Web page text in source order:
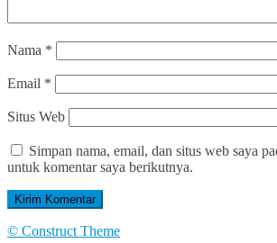
Nama *
Email *
Situs Web
Simpan nama, email, dan situs web saya
untuk komentar saya berikutnya.
© Construct Theme